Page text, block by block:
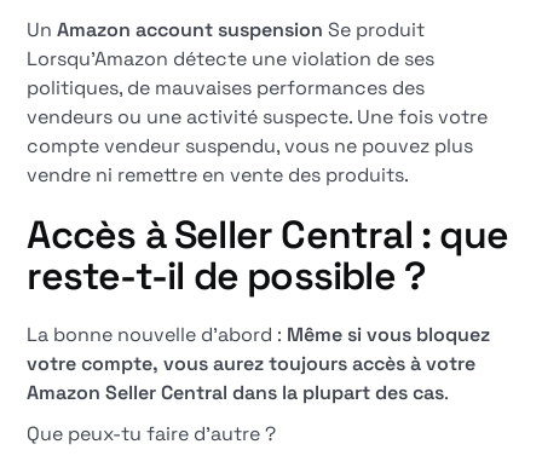
UnAmazon account suspension Se produit
Lorsqu'Amazon détecte une violation de ses
politiques, de mauvaises performances des
vendeurs ou une activité suspecte. Une fois votre
compte vendeur suspendu, vous ne pouvez plus
vendre ni remettre en vente des produits.
Accès à Seller Central : que
reste-t-il de possible ?
La bonne nouvelle d'abord : Même si vous bloquez
votre compte, vous aurez toujours accès à votre
Amazon Seller Central dans la plupart des cas.
Que peux-tu faire d'autre ?